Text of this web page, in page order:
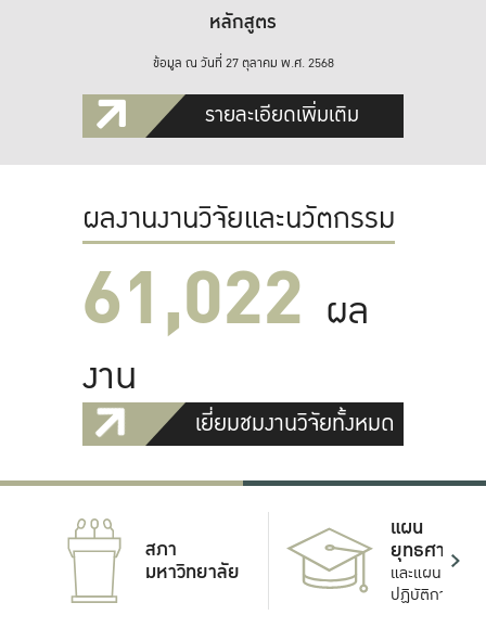
หลักสูตร
ข้อมูล ณ วันที่ 27 ตุลาคม พ.ศ. 2568
รายละเอียดเพิ่มเติม
ผลงานงานวิจัยและนวัตกรรม
61,022 ผล
งาน
เยี่ยมชมงานวิจัยทั้งหมด
สภา
มหาวิทยาลัย
แผน
ยุทธศาสตร์
และแผน
ปฏิบัติการ